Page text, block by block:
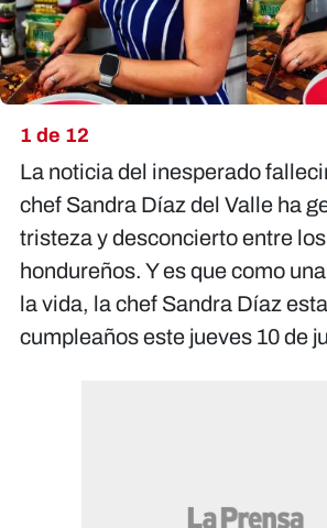
1 de 12
La noticia del inesperado
chef Sandra Díaz del Valle ha
tristeza y desconcierto entre
hondureños. Y es que como
la vida, la chef Sandra Díaz
cumpleaños este jueves 10 de